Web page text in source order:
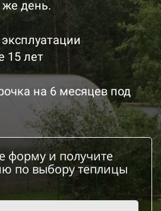
же день.
15 лет
на 6 месяцев под
форму и получите
по выбору теплицы